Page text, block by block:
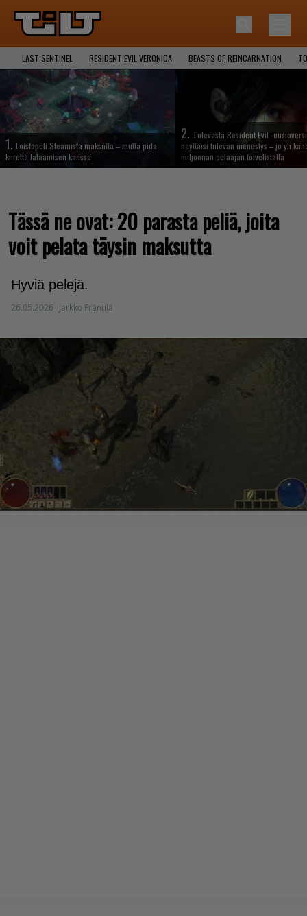
LAST SENTINEL RESIDENT EVIL VERONICA BEASTS OF REINCARNATION
1. Loistopeli Steamistä maksutta – mutta pidä
kiirettä lataamisen kanssa
2. Tulevasta Resident Evil -
näyttäisi tulevan menestys – jo yli
miljoonan pelaajan toivelistalla
Tässä ne ovat: 20 parasta peliä, joita
voit pelata täysin maksutta
Hyviä pelejä.
26.05.2026 Jarkko Fräntilä